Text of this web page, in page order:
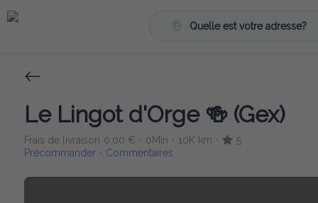
Quelle est votre adresse?
Le Lingot d'Orge 🍻 (Gex)
Frais de livraison 0.00 € • 0Min • 10K km •
5
Précommander • Commentaires